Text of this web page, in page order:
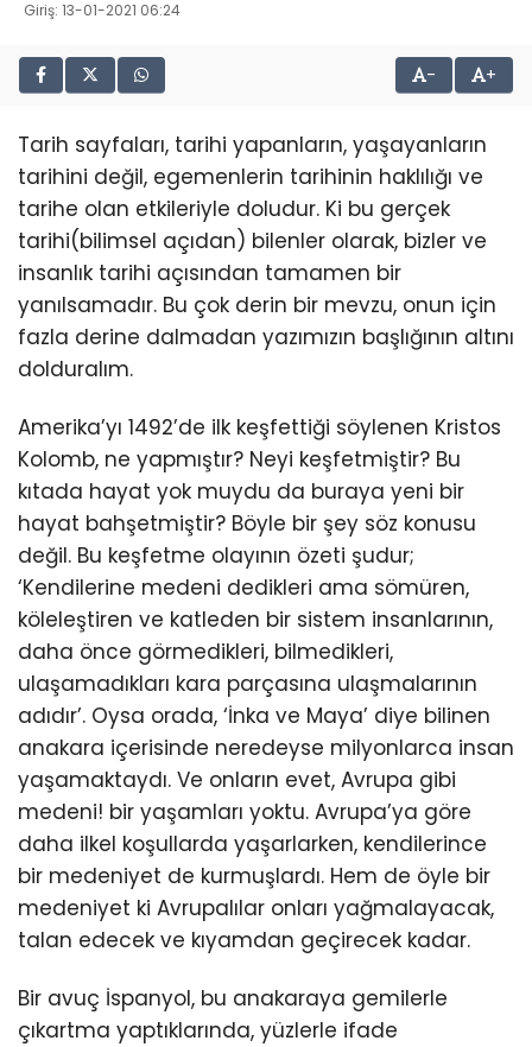
Giriş: 13-01-2021 06:24
- +
Tarih sayfaları, tarihi yapanların, yaşayanların
tarihini değil, egemenlerin tarihinin haklılığı ve
tarihe olan etkileriyle doludur. Ki bu gerçek
tarihi(bilimsel açıdan) bilenler olarak, bizler ve
insanlık tarihi açısından tamamen bir
yanılsamadır. Bu çok derin bir mevzu, onun için
fazla derine dalmadan yazımızın başlığının altını
dolduralım.
Amerika’yı 1492’de ilk keşfettiği söylenen Kristos
Kolomb, ne yapmıştır? Neyi keşfetmiştir? Bu
kıtada hayat yok muydu da buraya yeni bir
hayat bahşetmiştir? Böyle bir şey söz konusu
değil. Bu keşfetme olayının özeti şudur;
‘Kendilerine medeni dedikleri ama sömüren,
köleleştiren ve katleden bir sistem insanlarının,
daha önce görmedikleri, bilmedikleri,
ulaşamadıkları kara parçasına ulaşmalarının
adıdır’. Oysa orada, ‘İnka ve Maya’ diye bilinen
anakara içerisinde neredeyse milyonlarca insan
yaşamaktaydı. Ve onların evet, Avrupa gibi
medeni! bir yaşamları yoktu. Avrupa’ya göre
daha ilkel koşullarda yaşarlarken, kendilerince
bir medeniyet de kurmuşlardı. Hem de öyle bir
medeniyet ki Avrupalılar onları yağmalayacak,
talan edecek ve kıyamdan geçirecek kadar.
Bir avuç İspanyol, bu anakaraya gemilerle
çıkartma yaptıklarında, yüzlerle ifade